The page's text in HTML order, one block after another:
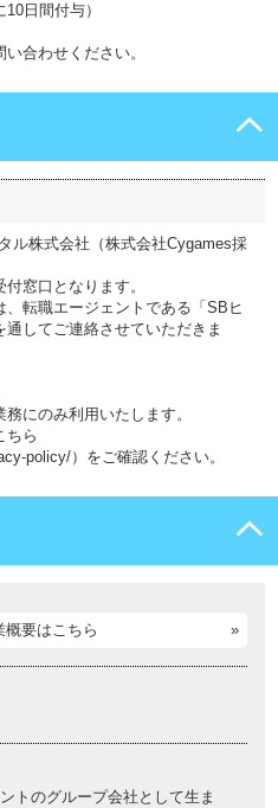
日間付与）
合わせください。
ル株式会社（株式会社Cygames採
窓口となります。
転職エージェントである「SBヒ
してご連絡させていただきま
にのみ利用いたします。
ちら
policy/）をご確認ください。
概要はこちら
トのグループ会社として生ま